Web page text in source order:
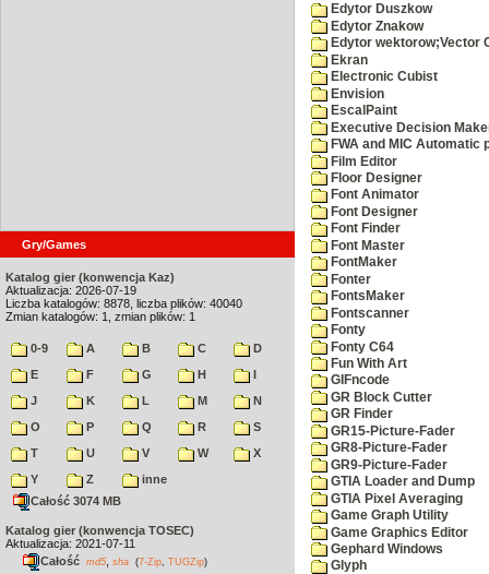
Gry/Games
Katalog gier (konwencja Kaz)
Aktualizacja: 2026-07-19
Liczba katalogów: 8878, liczba plików: 40040
Zmian katalogów: 1, zmian plików: 1
0-9 A B C
D
E
F G H
I
J
K L M
N
O
P Q R
S
T
U V W
X
Y
Z
inne
Całość 3074 MB
Katalog gier (konwencja TOSEC)
Aktualizacja: 2021-07-11
Całość md5 sha (7-Zip TUGZip)
Edytor Duszkow
Edytor Znakow
Edytor wektorow;Vector
Ekran
Electronic Cubist
Envision
EscalPaint
Executive Decision
FWA and MIC
Film Editor
Floor Designer
Font Animator
Font Designer
Font Finder
Font Master
FontMaker
Fonter
FontsMaker
Fontscanner
Fonty
Fonty C64
Fun With Art
GIFncode
GR Block Cutter
GR Finder
GR15-Picture-Fader
GR8-Picture-Fader
GR9-Picture-Fader
GTIA Loader and Dump
GTIA Pixel Averaging
Game Graph Utility
Game Graphics Editor
Gephard Windows
Glyph